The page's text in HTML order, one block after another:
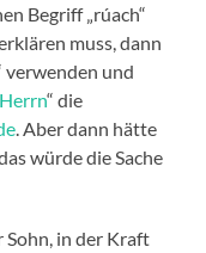
Begriff „rúach“
muss, dann
verwenden und
Herrn“ die
. Aber dann hätte
würde die Sache
Sohn, in der Kraft